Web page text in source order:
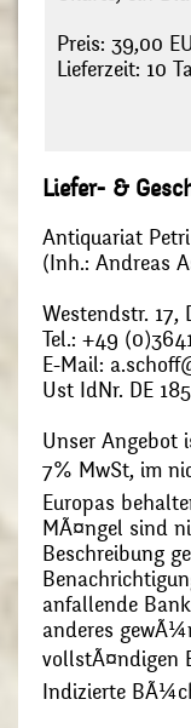
Preis: 39,00
Lieferzeit: 10
Liefer- &
Antiquariat Petri
(Inh.: Andreas
Westendstr. 17,
Tel.: +49
E-Mail:
Ust IdNr. DE
Unser Angebot
7% MwSt, im
Europas
MÃ¤ngel sind
Beschreibung
anfallende
anderes
vollstÃ¤ndigen
Indizierte